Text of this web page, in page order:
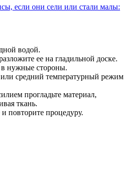
если они сели или стали малы:
водой.
ее на гладильной доске.
в нужные стороны.
средний температурный режим
прогладьте материал,
ткань.
повторите процедуру.